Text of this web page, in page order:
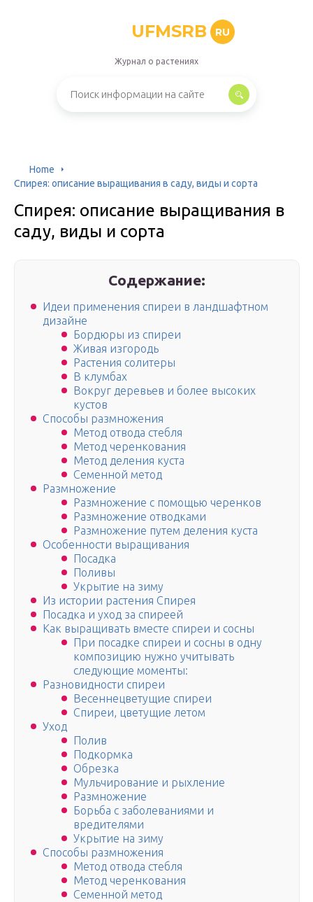
UFMSRB RU
Журнал о растениях
Home
Спирея: описание выращивания в саду, виды и сорта
Спирея: описание выращивания в
саду, виды и сорта
Содержание:
Идеи применения спиреи в ландшафтном
дизайне
Бордюры из спиреи
Живая изгородь
Растения солитеры
В клумбах
Вокруг деревьев и более высоких
кустов
Способы размножения
Метод отвода стебля
Метод черенкования
Метод деления куста
Семенной метод
Размножение
Размножение с помощью черенков
Размножение отводками
Размножение путем деления куста
Особенности выращивания
Посадка
Поливы
Укрытие на зиму
Из истории растения Спирея
Посадка и уход за спиреей
Как выращивать вместе спиреи и сосны
При посадке спиреи и сосны в одну
композицию нужно учитывать
следующие моменты:
Разновидности спиреи
Весеннецветущие спиреи
Спиреи, цветущие летом
Уход
Полив
Подкормка
Обрезка
Мульчирование и рыхление
Размножение
Борьба с заболеваниями и
вредителями
Укрытие на зиму
Способы размножения
Метод отвода стебля
Метод черенкования
Семенной метод